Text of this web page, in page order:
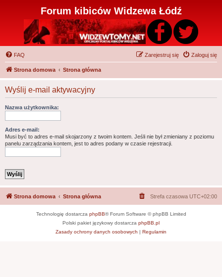
Forum kibiców Widzewa Łódź
FAQ Zaloguj się
Zarejestruj się
Strona domowa Strona główna
Wyślij e-mail aktywacyjny
Nazwa użytkownika:
Adres e-mail:
Musi być to adres e-mail skojarzony z twoim kontem. Jeśli nie był zmieniany z poziomu
panelu zarządzania kontem, jest to adres podany w czasie rejestracji.
Strona domowa Strona główna Strefa czasowa UTC+02:00
Technologię dostarcza phpBB® Forum Software © phpBB Limited
Polski pakiet językowy dostarcza phpBB.pl
Zasady ochrony danych osobowych | Regulamin